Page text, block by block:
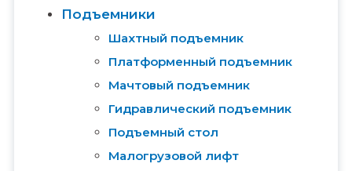
Подъемники
Шахтный подъемник
Платформенный подъемник
Мачтовый подъемник
Гидравлический подъемник
Подъемный стол
Малогрузовой лифт